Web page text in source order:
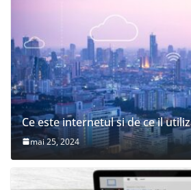
Ce este internetul si de ce il
mai 25, 2024